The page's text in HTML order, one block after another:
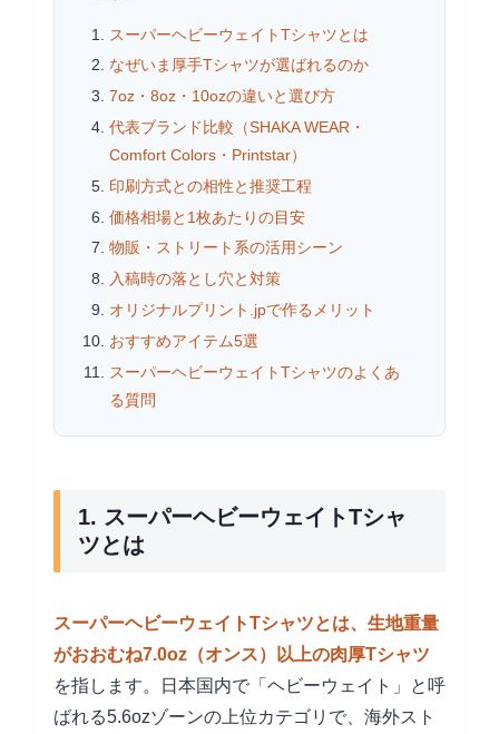
スーパーヘビーウェイトTシャツとは
なぜいま厚手Tシャツが選ばれるのか
7oz・8oz・10ozの違いと選び方
代表ブランド比較（SHAKA WEAR・
Comfort Colors・Printstar）
印刷方式との相性と推奨工程
価格相場と1枚あたりの目安
物販・ストリート系の活用シーン
入稿時の落とし穴と対策
オリジナルプリント.jpで作るメリット
おすすめアイテム5選
スーパーヘビーウェイトTシャツのよくあ
る質問
1. スーパーヘビーウェイトTシャ
ツとは
スーパーヘビーウェイトTシャツとは、生地重量
がおおむね7.0oz（オンス）以上の肉厚Tシャツ
を指します。日本国内で「ヘビーウェイト」と呼
ばれる5.6ozゾーンの上位カテゴリで、海外スト